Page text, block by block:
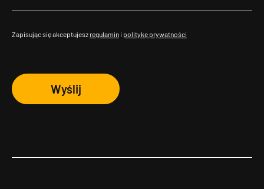
Zapisując się akceptujesz regulamin i politykę prywatności
Wyślij